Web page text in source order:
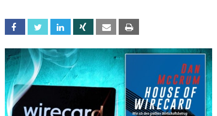
Facebook Twitter Linkedin Xing Email